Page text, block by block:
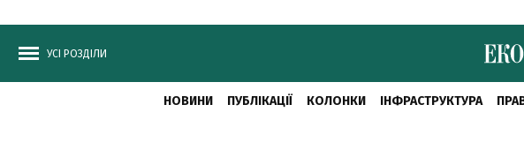
УСІ РОЗДІЛИ
НОВИНИ ПУБЛІКАЦІЇ КОЛОНКИ ІНФРАСТРУКТУРА